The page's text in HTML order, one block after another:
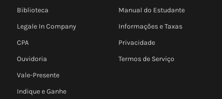
Biblioteca
Legale In Company
CPA
Ouvidoria
Vale-Presente
Indique e Ganhe
Manual do Estudante
Informações e Taxas
Privacidade
Termos de Serviço